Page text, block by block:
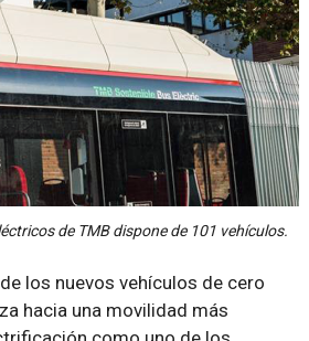
de TMB dispone de 101 vehículos.
los nuevos vehículos de cero
hacia una movilidad más